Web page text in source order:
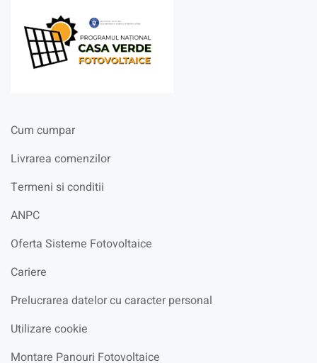
Cum cumpar
Livrarea comenzilor
Termeni si conditii
ANPC
Oferta Sisteme Fotovoltaice
Cariere
Prelucrarea datelor cu caracter personal
Utilizare cookie
Montare Panouri Fotovoltaice